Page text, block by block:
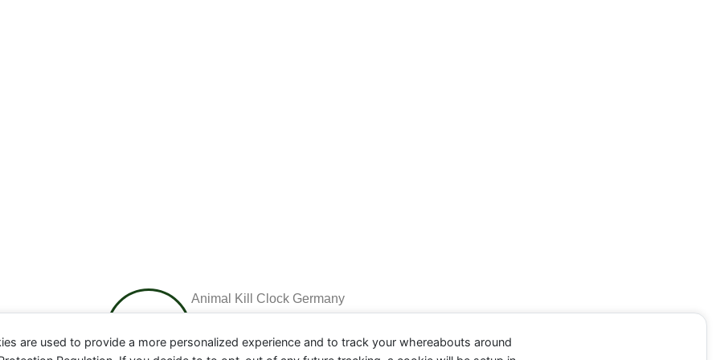
Animal Kill Clock Germany
are used to provide a more personalized experience and to track your whereabouts around